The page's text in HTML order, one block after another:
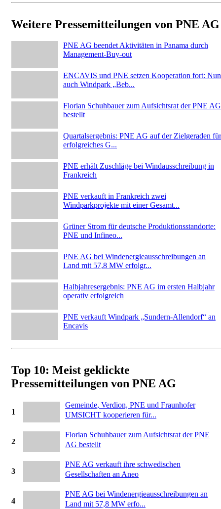
Weitere Pressemitteilungen von PNE AG
PNE AG beendet Aktivitäten in Panama durch
Management-Buy-out
ENCAVIS und PNE setzen Kooperation fort: Nun
auch Windpark „Beb...
Florian Schuhbauer zum Aufsichtsrat der PNE AG
bestellt
Quartalsergebnis: PNE AG auf der Zielgeraden für
erfolgreiches G...
PNE erhält Zuschläge bei Windausschreibung in
Frankreich
PNE verkauft in Frankreich zwei
Windparkprojekte mit einer Gesamt...
Grüner Strom für deutsche Produktionsstandorte:
PNE und Infineo...
PNE AG bei Windenergieausschreibungen an
Land mit 57,8 MW erfolgr...
Halbjahresergebnis: PNE AG im ersten Halbjahr
operativ erfolgreich
PNE verkauft Windpark „Sundern-Allendorf“ an
Encavis
Top 10: Meist geklickte
Pressemitteilungen von PNE AG
1
Gemeinde, Verdion, PNE und Fraunhofer
UMSICHT kooperieren für...
2
Florian Schuhbauer zum Aufsichtsrat der PNE
AG bestellt
3
PNE AG verkauft ihre schwedischen
Gesellschaften an Aneo
4
PNE AG bei Windenergieausschreibungen an
Land mit 57,8 MW erfo...